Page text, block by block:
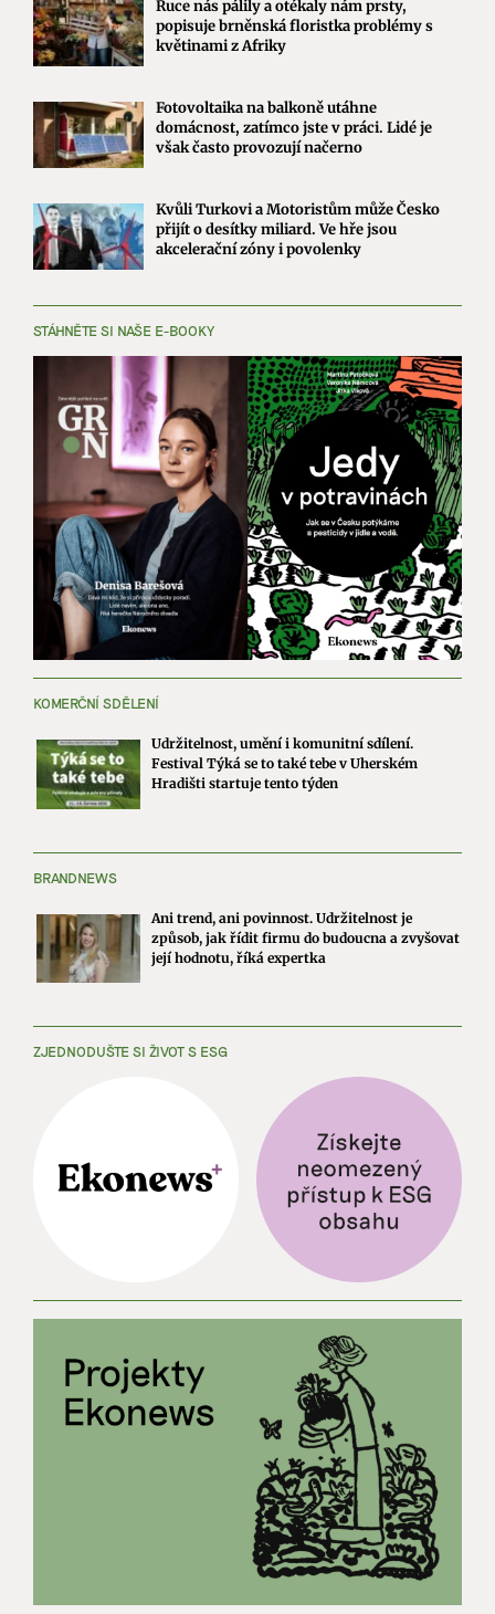
Ruce nás pálily a otékaly nám prsty,
popisuje brněnská floristka problémy s
květinami z Afriky
Fotovoltaika na balkoně utáhne
domácnost, zatímco jste v práci. Lidé je
však často provozují načerno
Kvůli Turkovi a Motoristům může Česko
přijít o desítky miliard. Ve hře jsou
akcelerační zóny i povolenky
STÁHNĚTE SI NAŠE E-BOOKY
KOMERČNÍ SDĚLENÍ
Udržitelnost, umění i komunitní sdílení.
Festival Týká se to také tebe v Uherském
Hradišti startuje tento týden
BRANDNEWS
Ani trend, ani povinnost. Udržitelnost je
způsob, jak řídit firmu do budoucna a zvyšovat
její hodnotu, říká expertka
ZJEDNODUŠTE SI ŽIVOT S ESG